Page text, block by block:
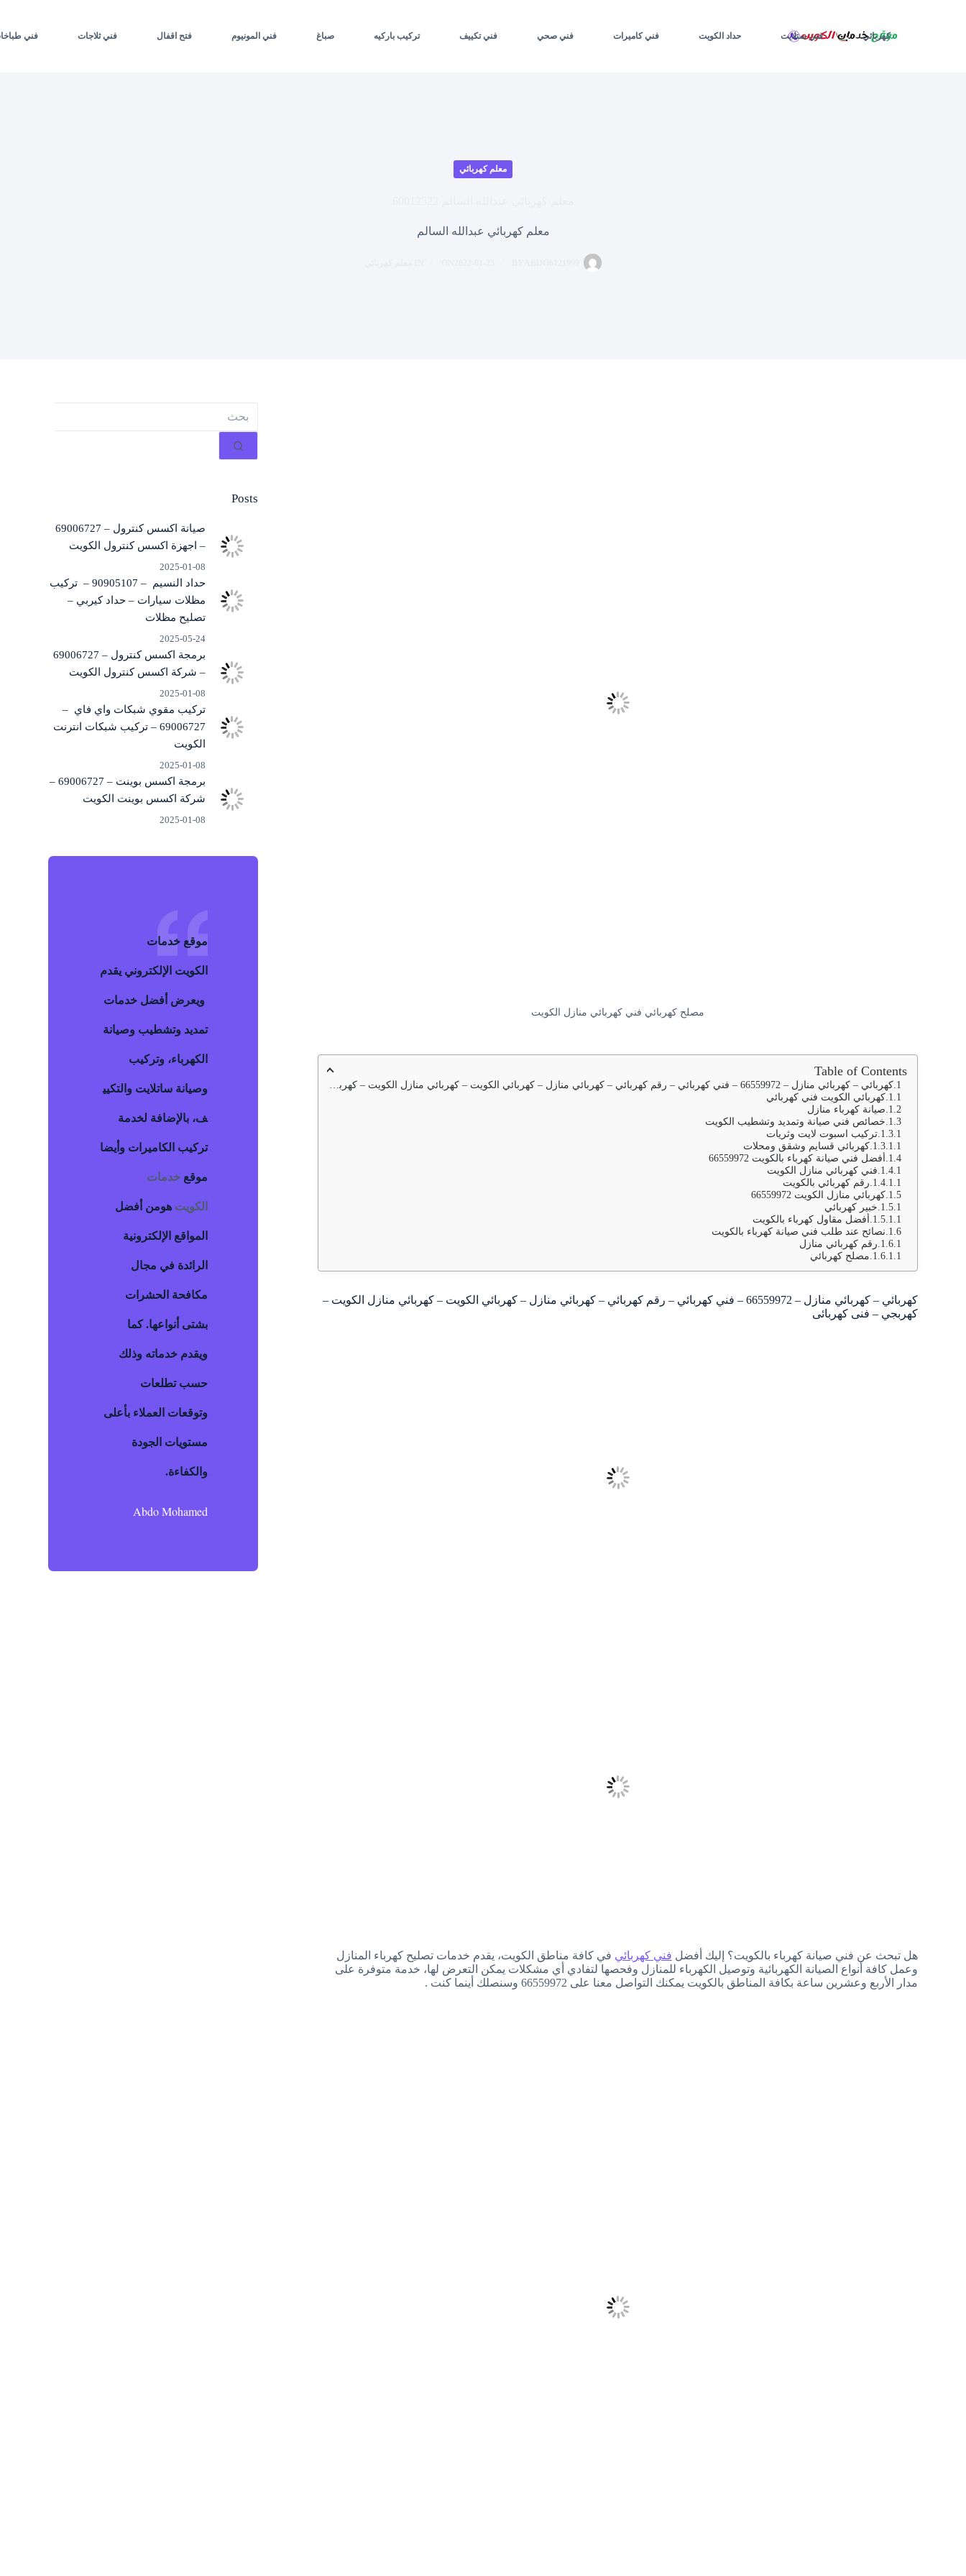
كهربائي فني ستلايت حداد الكويت فني كاميرات فني صحي فني تكييف تركيب باركيه صباغ فني المونيوم فتح اقفال فني ثلاجات فني
معلم كهربائي
معلم كهربائي عبدالله السالم
مصلح كهربائي فني كهربائي منازل الكويت
Table of Contents
كهربائي – كهربائي منازل – 66559972 – فني كهربائي – رقم كهربائي – كهربائي منازل – كهربائي الكويت – كهربائي منازل الكويت – كهربجي – فنى كهربائى
كهربائي الكويت فني كهربائي
صيانة كهرباء منازل
خصائص فني صيانة وتمديد وتشطيب الكويت
تركيب اسبوت لايت وثريات
كهربائي قسايم وشقق ومحلات
أفضل فني صيانة كهرباء بالكويت 66559972
فني كهربائي منازل الكويت
رقم كهربائي بالكويت
كهربائي منازل الكويت 66559972
خبير كهربائي
أفضل مقاول كهرباء بالكويت
نصائح عند طلب فني صيانة كهرباء بالكويت
رقم كهربائي منازل
مصلح كهربائي
كهربائي – كهربائي منازل – 66559972 – فني كهربائي – رقم كهربائي – كهربائي منازل – كهربائي الكويت – كهربائي منازل الكويت –
كهربجي – فنى كهربائى
هل تبحث عن فني صيانة كهرباء بالكويت؟ إليك أفضل فني كهربائي في كافة مناطق الكويت، يقدم خدمات تصليح كهرباء المنازل
وعمل كافة أنواع الصيانة الكهربائية وتوصيل الكهرباء للمنازل وفحصها لتفادي أي مشكلات يمكن التعرض لها، خدمة متوفرة على
مدار الأربع وعشرين ساعة بكافة المناطق بالكويت يمكنك التواصل معنا على 66559972 وسنصلك أينما كنت .
توجد
نتائج
Posts
صيانة اكسس كنترول – 69006727
– اجهزة اكسس كنترول الكويت
2025-01-08
حداد النسيم – 90905107 – تركيب
مظلات سيارات – حداد كيربي –
تصليح مظلات
2025-05-24
برمجة اكسس كنترول – 69006727
– شركة اكسس كنترول الكويت
2025-01-08
تركيب مقوي شبكات واي فاي –
69006727 – تركيب شبكات انترنت
الكويت
2025-01-08
برمجة اكسس بوينت – 69006727 –
شركة اكسس بوينت الكويت
2025-01-08
موقع خدمات
الكويت الإلكتروني يقدم
ويعرض أفضل خدمات
تمديد وتشطيب وصيانة
الكهرباء، وتركيب
وصيانة ساتلايت والتكيي
ف، بالإضافة لخدمة
تركيب الكاميرات وأيضا
موقعخدمات
الكويتهومن أفضل
المواقع الإلكترونية
الرائدة في مجال
مكافحة الحشرات
بشتى أنواعها. كما
ويقدم خدماته وذلك
حسب تطلعات
وتوقعات العملاء بأعلى
مستويات الجودة
والكفاءة.
Abdo Mohamed